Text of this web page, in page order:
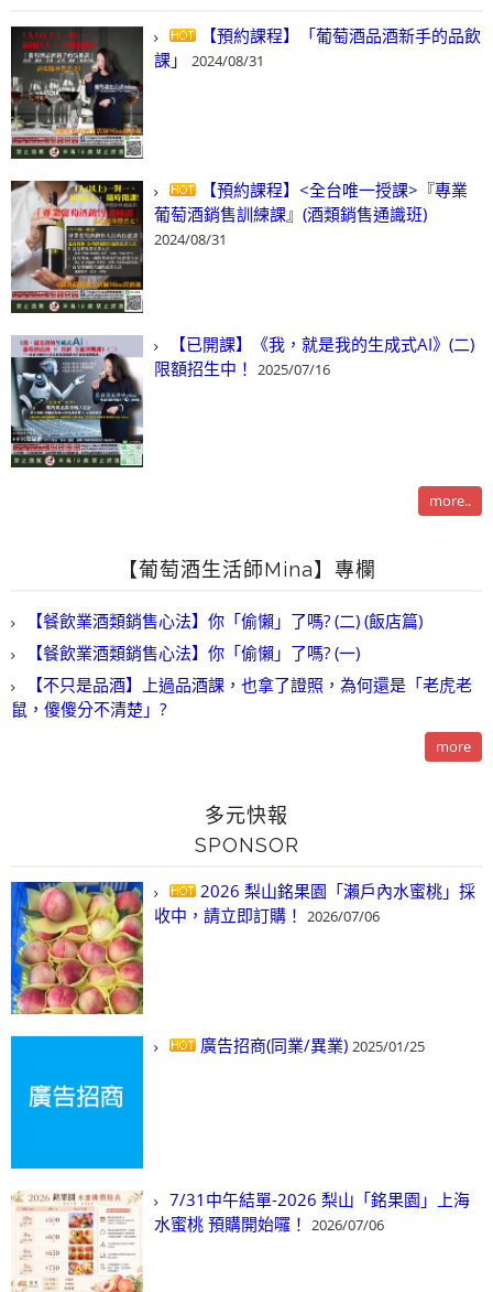
【預約課程】「葡萄酒品酒新手的品飲
課」
2024/08/31
【預約課程】<全台唯一授課>『專業
葡萄酒銷售訓練課』(酒類銷售通識班)
2024/08/31
【已開課】《我，就是我的生成式AI》(二)
限額招生中！ 2025/07/16
more..
【葡萄酒生活師Mina】專欄
【餐飲業酒類銷售心法】你「偷懶」了嗎? (二) (飯店篇)
【餐飲業酒類銷售心法】你「偷懶」了嗎? (一)
【不只是品酒】上過品酒課，也拿了證照，為何還是「老虎老
鼠，傻傻分不清楚」?
more
多元快報
SPONSOR
2026 梨山銘果園「瀨戶內水蜜桃」採
收中，請立即訂購！ 2026/07/06
廣告招商(同業/異業) 2025/01/25
7/31中午結單-2026 梨山「銘果園」上海
水蜜桃 預購開始囉！ 2026/07/06